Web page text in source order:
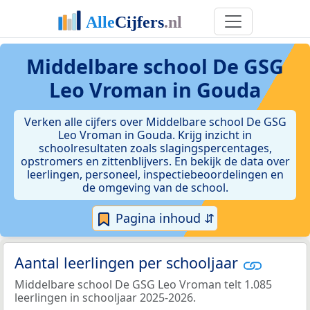
Middelbare school De GSG
Leo Vroman in Gouda
Verken alle cijfers over Middelbare school De GSG
Leo Vroman in Gouda. Krijg inzicht in
schoolresultaten zoals slagingspercentages,
opstromers en zittenblijvers. En bekijk de data over
leerlingen, personeel, inspectiebeoordelingen en
de omgeving van de school.
Pagina inhoud ⇵
Aantal leerlingen per schooljaar
Middelbare school De GSG Leo Vroman telt 1.085
leerlingen in schooljaar 2025-2026.